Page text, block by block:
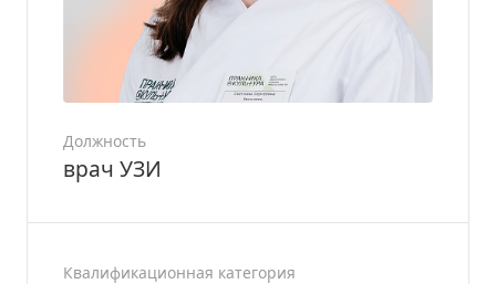
Должность
врач УЗИ
Квалификационная категория